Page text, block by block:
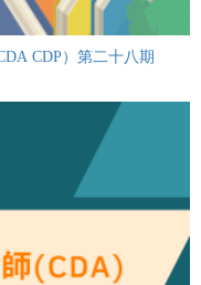
CDP）第二十八期